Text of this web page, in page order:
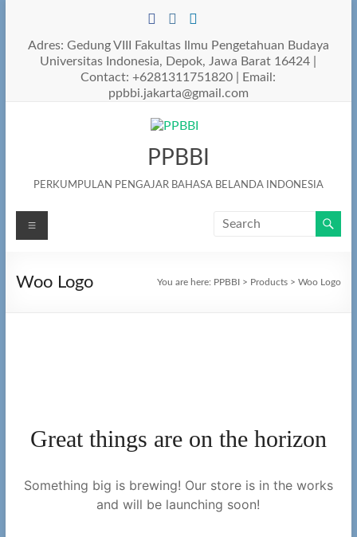
contentAdres: Gedung VIII Fakultas Ilmu Pengetahuan Budaya
Universitas Indonesia, Depok, Jawa Barat 16424 |
Contact: +6281311751820 | Email:
ppbbi.jakarta@gmail.com
PPBBI
PERKUMPULAN PENGAJAR BAHASA BELANDA INDONESIA
Menu
Woo Logo You are here: PPBBI > Products >Woo Logo
Great things are on the horizon
Something big is brewing! Our store is in the works
and will be launching soon!